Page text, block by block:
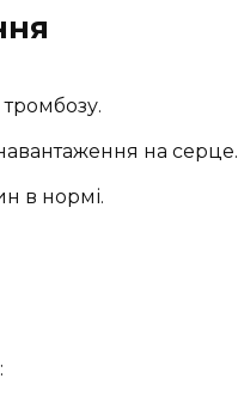
на серце.
в нормі.